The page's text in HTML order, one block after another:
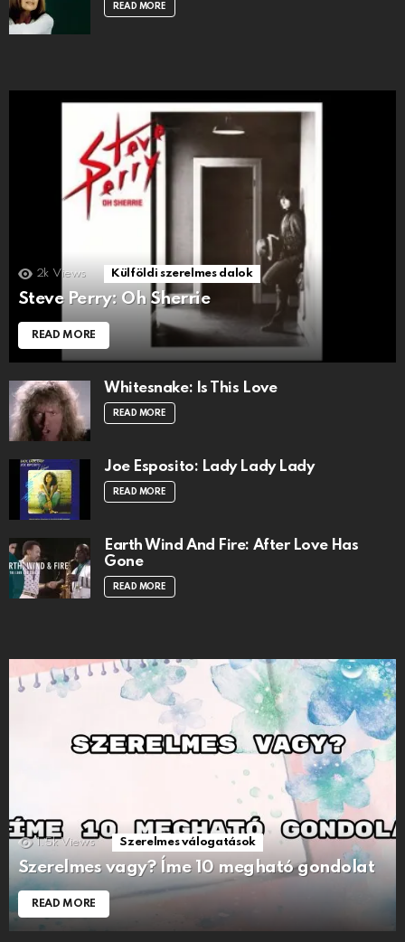
READ MORE
2k Views Külföldi szerelmes dalok
Steve Perry: Oh Sherrie
READ MORE
Whitesnake: Is This Love
READ MORE
Joe Esposito: Lady Lady Lady
READ MORE
Earth Wind And Fire: After Love Has
Gone
READ MORE
1.5k Views Szerelmes válogatások
Szerelmes vagy? Íme 10 megható gondolat
READ MORE